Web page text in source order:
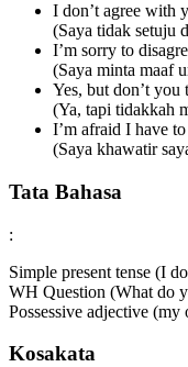
I don’t agree with
(Saya tidak setuju
I’m sorry to
(Saya minta maaf
Yes, but don’t
(Ya, tapi tidakkah
I’m afraid I have to
(Saya khawatir
Tata Bahasa
:
Simple present tense (I
WH Question (What do
Possessive adjective
Kosakata